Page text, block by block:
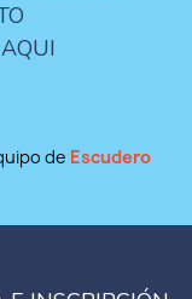
de Escudero